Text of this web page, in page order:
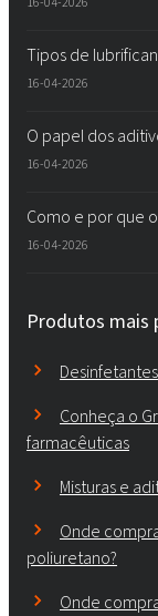
Tipos de
16-04-2026
O papel dos
16-04-2026
Como e por que
16-04-2026
Produtos mais
Desinfetantes
Conheça o
farmacêuticas
Misturas e
Onde
poliuretano?
Onde